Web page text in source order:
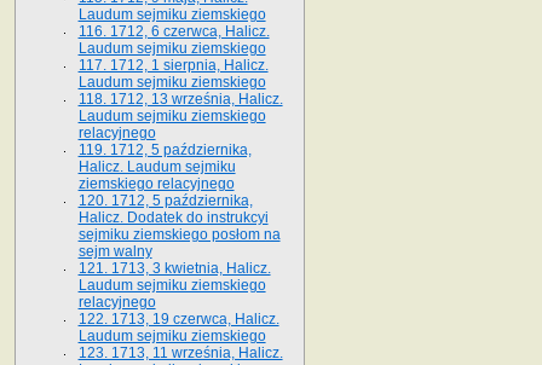
Laudum sejmiku ziemskiego
116. 1712, 6 czerwca, Halicz.
Laudum sejmiku ziemskiego
117. 1712, 1 sierpnia, Halicz.
Laudum sejmiku ziemskiego
118. 1712, 13 września, Halicz.
Laudum sejmiku ziemskiego
relacyjnego
119. 1712, 5 października,
Halicz. Laudum sejmiku
ziemskiego relacyjnego
120. 1712, 5 października,
Halicz. Dodatek do instrukcyi
sejmiku ziemskiego posłom na
sejm walny
121. 1713, 3 kwietnia, Halicz.
Laudum sejmiku ziemskiego
relacyjnego
122. 1713, 19 czerwca, Halicz.
Laudum sejmiku ziemskiego
123. 1713, 11 września, Halicz.